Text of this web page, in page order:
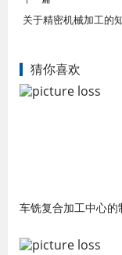
关于精密机械加工的
猜你喜欢
车铣复合加工中心的